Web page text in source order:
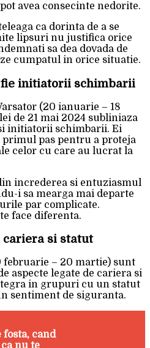
avea consecinte nedorite.
ca dorinta de a se
lipsuri nu justifica orice
sa dea dovada de
cumpatul in orice situatie.
initiatorii schimbarii
(20 ianuarie – 18
de 21 mai 2024 subliniaza
initiatorii schimbarii. Ei
primul pas pentru a proteja
celor cu care au lucrat la
increderea si entuziasmul
i sa mearga mai departe
par complicate.
face diferenta.
cariera si statut
februarie – 20 martie) sunt
aspecte legate de cariera si
in grupuri cu un statut
sentiment de siguranta.
fosta, cand
nu te